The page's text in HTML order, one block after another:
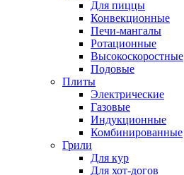
Для пиццы
Конвекционные
Печи-мангалы
Ротационные
Высокоскоростные
Подовые
Плиты
Электрические
Газовые
Индукционные
Комбинированные
Грили
Для кур
Для хот-догов